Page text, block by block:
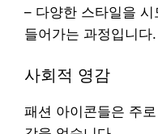
– 다양한 스타일을
들어가는 과정입니다.
사회적 영감
패션 아이콘들은 주